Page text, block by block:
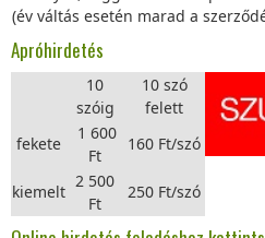
(év váltás esetén marad a
Apróhirdetés
10
szóig
10 szó
felett
fekete
1 600
Ft
160 Ft/szó
kiemelt
2 500
Ft
250 Ft/szó